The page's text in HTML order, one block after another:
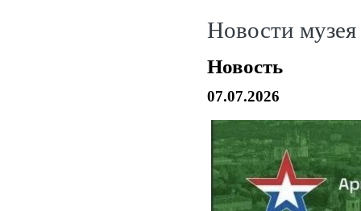
Новости музея
Новость
07.07.2026